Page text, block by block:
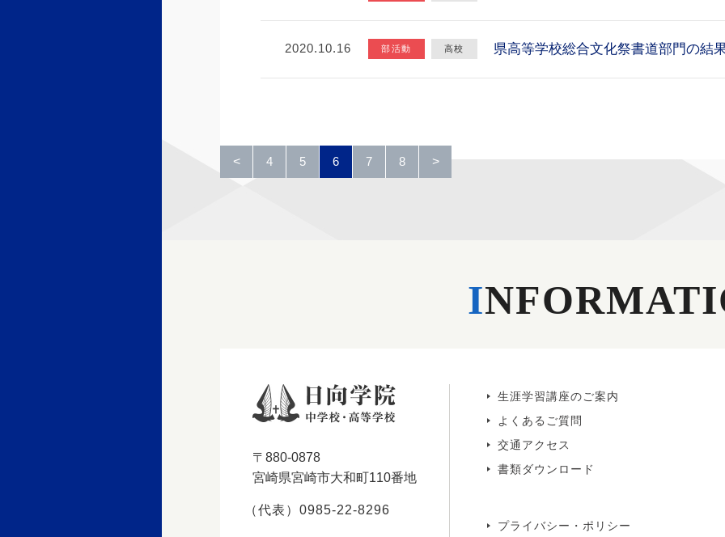
2020.10.16 部活動 高校 県高等学校総合文化祭書道部門の結
< 4 5 6 7 8 >
I
〒880-0878
宮崎県宮崎市大和町110番地
（代表）0985-22-8296
生涯学習講座のご案内
よくあるご質問
交通アクセス
書類ダウンロード
プライバシー・ポリシー